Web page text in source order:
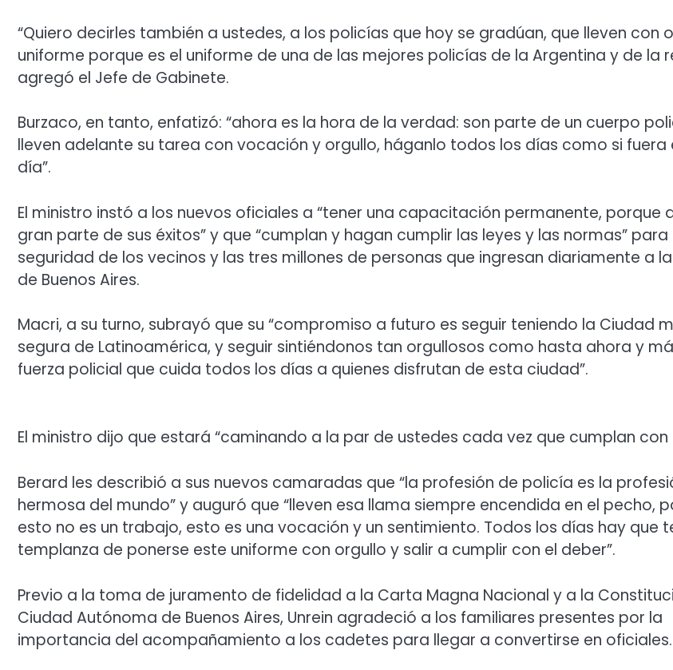
“Quiero decirles también a ustedes, a los policías que hoy se gradúan, que lleven con
uniforme porque es el uniforme de una de las mejores policías de la Argentina y de la
agregó el Jefe de Gabinete.
Burzaco, en tanto, enfatizó: “ahora es la hora de la verdad: son parte de un cuerpo
lleven adelante su tarea con vocación y orgullo, háganlo todos los días como si fuera
día”.
El ministro instó a los nuevos oficiales a “tener una capacitación permanente, porque
gran parte de sus éxitos” y que “cumplan y hagan cumplir las leyes y las normas” para
seguridad de los vecinos y las tres millones de personas que ingresan diariamente a
de Buenos Aires.
Macri, a su turno, subrayó que su “compromiso a futuro es seguir teniendo la Ciudad
segura de Latinoamérica, y seguir sintiéndonos tan orgullosos como hasta ahora y
fuerza policial que cuida todos los días a quienes disfrutan de esta ciudad”.
El ministro dijo que estará “caminando a la par de ustedes cada vez que cumplan con
Berard les describió a sus nuevos camaradas que “la profesión de policía es la
hermosa del mundo” y auguró que “lleven esa llama siempre encendida en el pecho,
esto no es un trabajo, esto es una vocación y un sentimiento. Todos los días hay que
templanza de ponerse este uniforme con orgullo y salir a cumplir con el deber”.
Previo a la toma de juramento de fidelidad a la Carta Magna Nacional y a la
Ciudad Autónoma de Buenos Aires, Unrein agradeció a los familiares presentes por la
importancia del acompañamiento a los cadetes para llegar a convertirse en oficiales.